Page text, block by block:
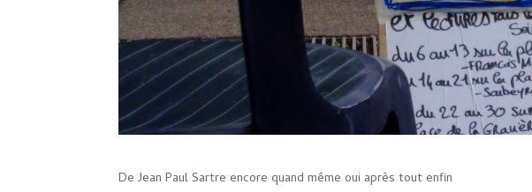
De Jean Paul Sartre encore quand même oui après tout enfin